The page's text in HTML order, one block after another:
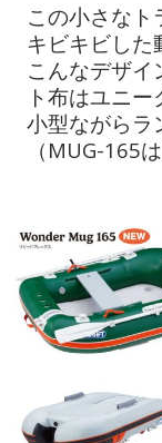
この小さなト
キビキビした
こんなデザイ
ト布はユニー
小型ながらラ
（MUG-165